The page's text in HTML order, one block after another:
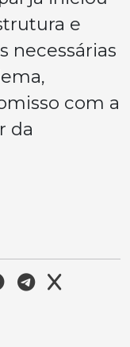
e
necessárias
com a
da